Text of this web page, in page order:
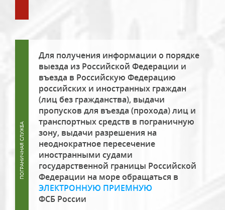
Для получения информации о порядке
выезда из Российской Федерации и
въезда в Российскую Федерацию
российских и иностранных граждан
(лиц без гражданства), выдачи
пропусков для въезда (прохода) лиц и
транспортных средств в пограничную
зону, выдачи разрешения на
неоднократное пересечение
иностранными судами
государственной границы Российской
Федерации на море обращаться в
ЭЛЕКТРОННУЮ ПРИЕМНУЮ
ФСБ России